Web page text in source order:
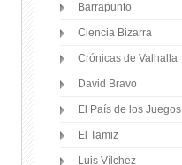
Barrapunto
Ciencia Bizarra
Crónicas de Valhalla
David Bravo
El País de los Juegos
El Tamiz
Luis Vílchez